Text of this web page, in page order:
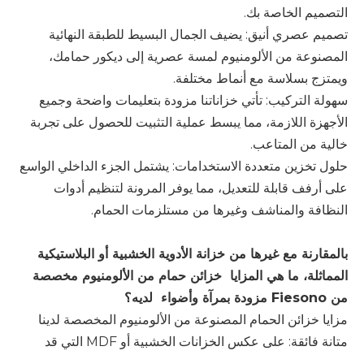
التصميم الخاصة بك.
تصميم عصري أنيق: يضيف الجمال البسيط للطبقة النهائية
المصنوعة من الألومنيوم لمسة عصرية إلى ديكور حمامك،
ويمتزج بسلاسة مع أنماط مختلفة.
سهولة التركيب: تأتي خزاناتنا مزودة بتعليمات واضحة وجميع
الأجهزة اللازمة، مما يبسط عملية التثبيت للحصول على تجربة
خالية من المتاعب.
حلول تخزين متعددة الاستخدامات: يشتمل الجزء الداخلي الواسع
على أرفف قابلة للتعديل، مما يوفر المرونة لتنظيم أدوات
النظافة والمناشف وغيرها من مستلزمات الحمام.
بالمقارنة مع غيرها من خزانة الأدوية الخشبية أو البلاستيكية
المماثلة، ما هي المزايا خزائن حمام من الألومنيوم مخصصة
من Fiesono مزودة بمرآة وأضواء
لديه؟
مزايا خزائن الحمام المصنوعة من الألومنيوم المخصصة لدينا
متانة فائقة: على عكس الخزانات الخشبية أو MDF التي قد